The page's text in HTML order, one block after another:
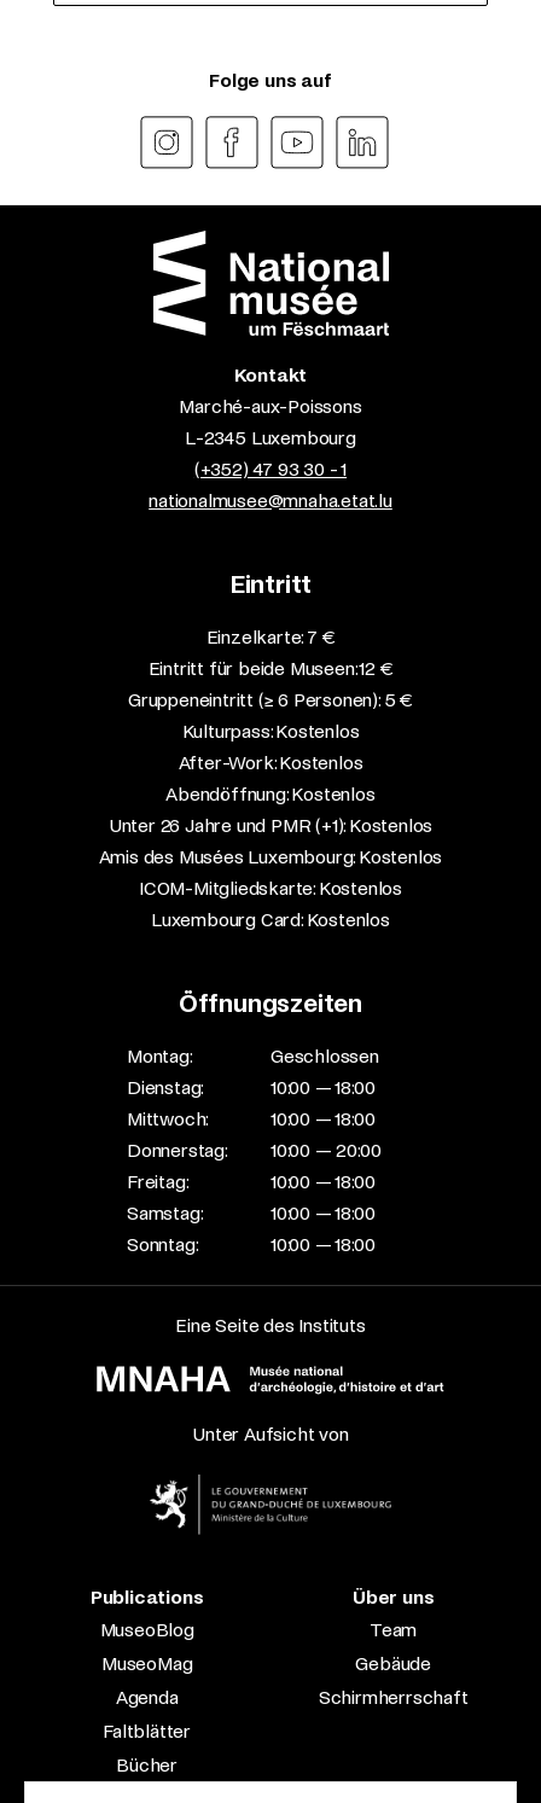
Folge uns auf
Kontakt
Marché-aux-Poissons
L-2345 Luxembourg
(+352) 47 93 30 - 1
nationalmusee@mnaha.etat.lu
Eintritt
Einzelkarte: 7 €​
Eintritt für beide Museen: 12 €​
Gruppeneintritt (≥ 6 Personen): 5 €​
Kulturpass: Kostenlos​
After-Work: Kostenlos​
Abendöffnung: Kostenlos​
Unter 26 Jahre und PMR (+1): Kostenlos​
Amis des Musées Luxembourg: Kostenlos​
ICOM-Mitgliedskarte: Kostenlos​
Luxembourg Card: Kostenlos
Öffnungszeiten
Montag:
Geschlossen
Dienstag:
10:00 — 18:00
Mittwoch:
10:00 — 18:00
Donnerstag:
10:00 — 20:00
Freitag:
10:00 — 18:00
Samstag:
10:00 — 18:00
Sonntag:
10:00 — 18:00
Eine Seite des Instituts
Unter Aufsicht von
Publications
MuseoBlog
MuseoMag
Agenda
Faltblätter
Bücher
Über uns
Team
Gebäude
Schirmherrschaft